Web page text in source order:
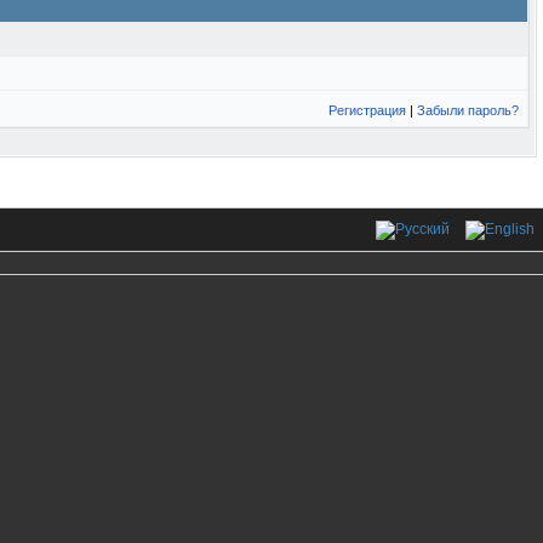
Регистрация | Забыли пароль?